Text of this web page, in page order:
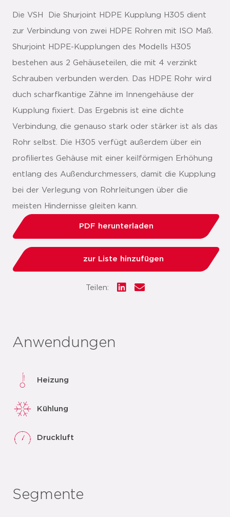
Die VSH Die Shurjoint HDPE Kupplung H305 dient
zur Verbindung von zwei HDPE Rohren mit ISO Maß.
Shurjoint HDPE-Kupplungen des Modells H305
bestehen aus 2 Gehäuseteilen, die mit 4 verzinkt
Schrauben verbunden werden. Das HDPE Rohr wird
duch scharfkantige Zähne im Innengehäuse der
Kupplung fixiert. Das Ergebnis ist eine dichte
Verbindung, die genauso stark oder stärker ist als das
Rohr selbst. Die H305 verfügt außerdem über ein
profiliertes Gehäuse mit einer keilförmigen Erhöhung
entlang des Außendurchmessers, damit die Kupplung
bei der Verlegung von Rohrleitungen über die
meisten Hindernisse gleiten kann.
PDF herunterladen
zur Liste hinzufügen
Teilen:
Anwendungen
Heizung
Kühlung
Druckluft
Segmente